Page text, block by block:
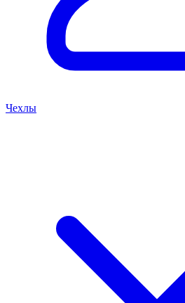
Чехлы